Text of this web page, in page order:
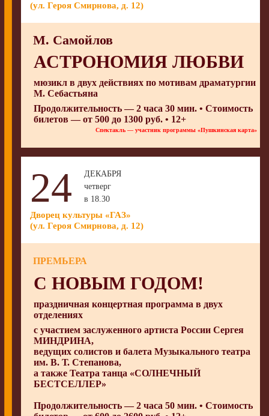
(ул. Героя Смирнова, д. 12)
М. Самойлов
АСТРОНОМИЯ ЛЮБВИ
мюзикл в двух действиях по мотивам драматургии
М. Себастьяна
Продолжительность — 2 часа 30 мин. • Стоимость
билетов — от 500 до 1300 руб. • 12+
Спектакль — участник программы «Пушкинская карта»
24
ДЕКАБРЯ
четверг
в 18.30
Дворец культуры «ГАЗ»
(ул. Героя Смирнова, д. 12)
ПРЕМЬЕРА
С НОВЫМ ГОДОМ!
праздничная концертная программа в двух
отделениях
с участием заслуженного артиста России Сергея
МИНДРИНА,
ведущих солистов и балета Музыкального театра
им. В. Т. Степанова,
а также Театра танца «СОЛНЕЧНЫЙ
БЕСТСЕЛЛЕР»
Продолжительность — 2 часа 50 мин. • Стоимость